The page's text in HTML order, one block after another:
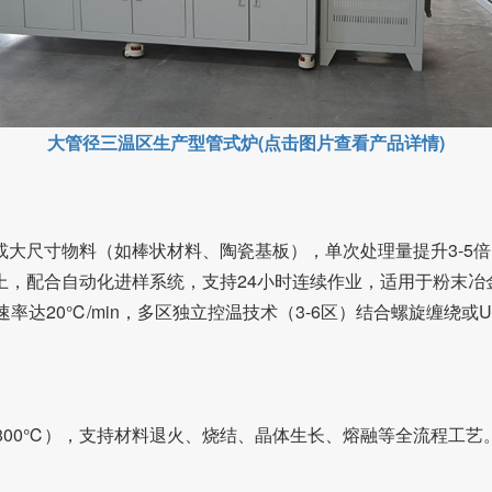
大管径三温区生产型管式炉(点击图片查看产品详情)
尺寸物料（如棒状材料、陶瓷基板），单次处理量提升3-5
配合自动化进样系统，支持24小时连续作业，适用于粉末
率达20℃/min，多区独立控温技术（3-6区）结合螺旋缠绕
），支持材料退火、烧结、晶体生长、熔融等全流程工艺